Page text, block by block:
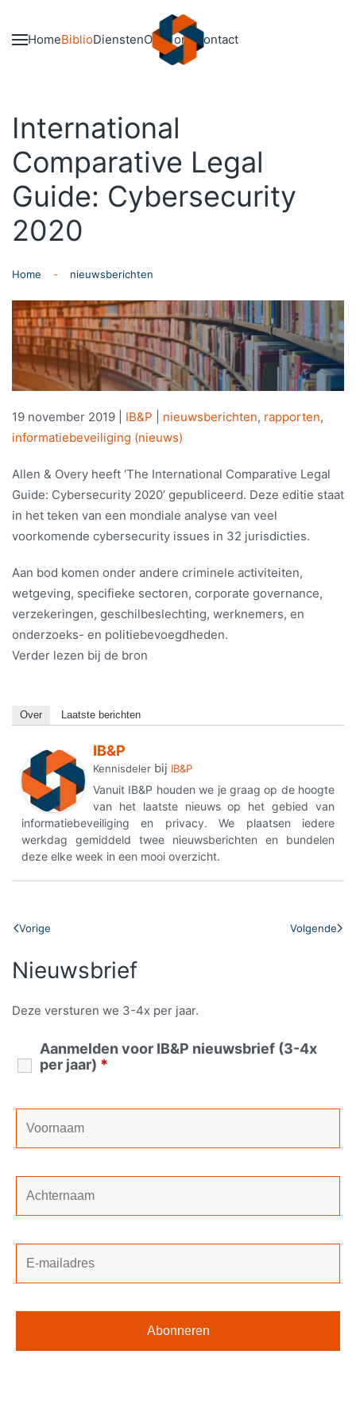
Skip to main content
HomeBiblioDienstenOver onsContact
International
Comparative Legal
Guide: Cybersecurity
2020
Home nieuwsberichten
19 november 2019 IB&P nieuwsberichten, rapporten,
informatiebeveiliging (nieuws)
Allen & Overy heeft ‘The International Comparative Legal
Guide: Cybersecurity 2020’ gepubliceerd. Deze editie staat
in het teken van een mondiale analyse van veel
voorkomende cybersecurity issues in 32 jurisdicties.
Aan bod komen onder andere criminele activiteiten,
wetgeving, specifieke sectoren, corporate governance,
verzekeringen, geschilbeslechting, werknemers, en
onderzoeks- en politiebevoegdheden.
Verder lezen bij de bron
Over Laatste berichten
IB&P
Kennisdeler bij IB&P
Vanuit IB&P houden we je graag op de hoogte
van het laatste nieuws op het gebied van
informatiebeveiliging en privacy. We plaatsen iedere
werkdag gemiddeld twee nieuwsberichten en bundelen
deze elke week in een mooi overzicht.
Vorige Volgende
Nieuwsbrief
Deze versturen we 3-4x per jaar.
Aanmelden voor IB&P nieuwsbrief (3-4x
per jaar) *